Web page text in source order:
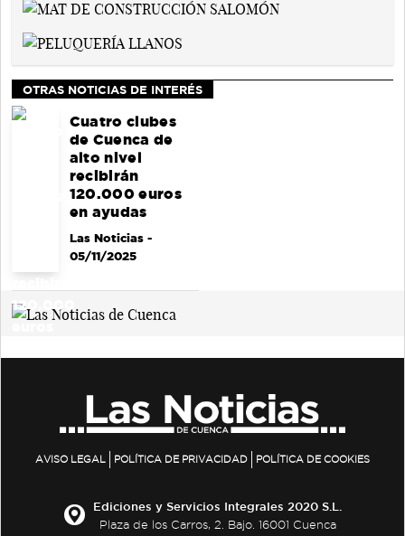
OTRAS NOTICIAS DE INTERÉS
Cuatro clubes
de Cuenca de
alto nivel
recibirán
120.000 euros
en ayudas
Las Noticias-
05/11/2025
AVISO LEGAL POLÍTICA DE PRIVACIDAD POLÍTICA DE COOKIES
Ediciones y Servicios Integrales 2020 S.L.
Plaza de los Carros, 2. Bajo. 16001 Cuenca